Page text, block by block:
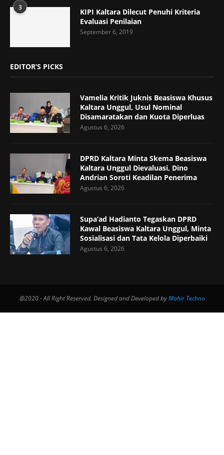
3
KIPI Kaltara Dilecut Penuhi Kriteria
Evaluasi Penilaian
September 6, 2019
EDITOR’S PICKS
Vamelia Kritik Juknis Beasiswa Khusus
Kaltara Unggul, Usul Nominal
Disamaratakan dan Kuota Diperluas
Agustus 6, 2026
DPRD Kaltara Minta Skema Beasiswa
Kaltara Unggul Dievaluasi, Dino
Andrian Soroti Keadilan Penerima
Agustus 6, 2026
Supa’ad Hadianto Tegaskan DPRD
Kawal Beasiswa Kaltara Unggul, Minta
Sosialisasi dan Tata Kelola Diperbaiki
Agustus 6, 2026
@2020 - All Right Reserved. Designed and Developed byMahir Techno